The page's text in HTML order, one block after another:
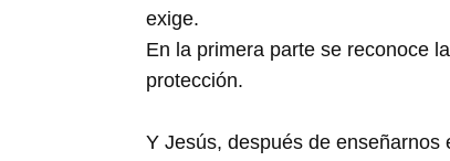
exige.
En la primera parte se reconoce
protección.
Y Jesús, después de